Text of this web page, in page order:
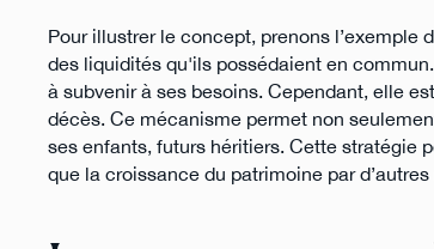
Pour illustrer le concept, prenons l’exemple
des liquidités qu'ils possédaient en
à subvenir à ses besoins. Cependant, elle
décès. Ce mécanisme permet non
ses enfants, futurs héritiers. Cette stratégie
que la croissance du patrimoine par